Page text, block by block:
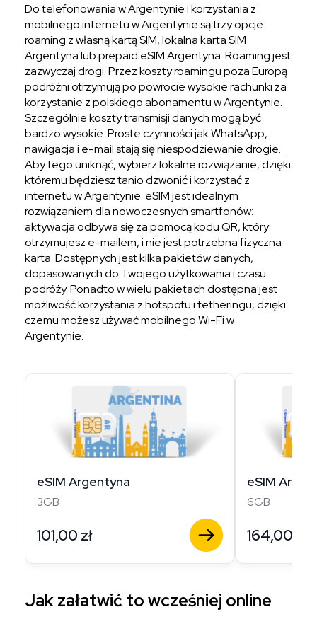
Do telefonowania w Argentynie i korzystania z
mobilnego internetu w Argentynie są trzy opcje:
roaming z własną kartą SIM, lokalna karta SIM
Argentyna lub prepaid eSIM Argentyna. Roaming jest
zazwyczaj drogi. Przez koszty roamingu poza Europą
podróżni otrzymują po powrocie wysokie rachunki za
korzystanie z polskiego abonamentu w Argentynie.
Szczególnie koszty transmisji danych mogą być
bardzo wysokie. Proste czynności jak WhatsApp,
nawigacja i e-mail stają się niespodziewanie drogie.
Aby tego uniknąć, wybierz lokalne rozwiązanie, dzięki
któremu będziesz tanio dzwonić i korzystać z
internetu w Argentynie. eSIM jest idealnym
rozwiązaniem dla nowoczesnych smartfonów:
aktywacja odbywa się za pomocą kodu QR, który
otrzymujesz e-mailem, i nie jest potrzebna fizyczna
karta. Dostępnych jest kilka pakietów danych,
dopasowanych do Twojego użytkowania i czasu
podróży. Ponadto w wielu pakietach dostępna jest
możliwość korzystania z hotspotu i tetheringu, dzięki
czemu możesz używać mobilnego Wi-Fi w
Argentynie.
eSIM Argentyna
3GB
101,00 zł
eSIM
6GB
164,00
Jak załatwić to wcześniej online